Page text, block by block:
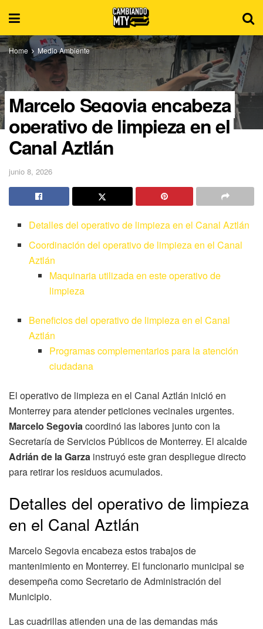
Home Medio Ambiente
Marcelo Segovia encabeza
operativo de limpieza en el
Canal Aztlán
junio 8, 2026
Detalles del operativo de limpieza en el Canal Aztlán
Coordinación del operativo de limpieza en el Canal
Aztlán
Maquinaria utilizada en este operativo de
limpieza
Beneficios del operativo de limpieza en el Canal
Aztlán
Programas complementarios para la atención
ciudadana
El operativo de limpieza en el Canal Aztlán inició en
Monterrey para atender peticiones vecinales urgentes.
Marcelo Segoviacoordinó las labores junto con la
Secretaría de Servicios Públicos de Monterrey. El alcalde
Adrián de la Garza instruyó este gran despliegue directo
para retirar los residuos acumulados.
Detalles del operativo de limpieza
en el Canal Aztlán
Marcelo Segovia encabeza estos trabajos de
mantenimiento en Monterrey. El funcionario municipal se
desempeña como Secretario de Administración del
Municipio.
Las cuadrillas atienden una de las demandas más